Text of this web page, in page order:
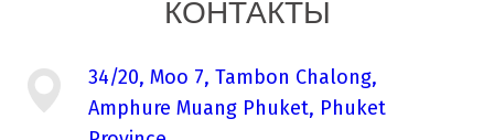
КОНТАКТЫ
34/20, Moo 7, Tambon Chalong,
Amphure Muang Phuket, Phuket